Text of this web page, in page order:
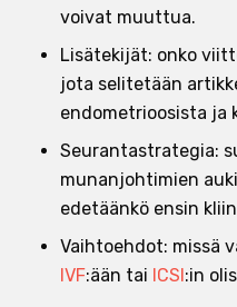
voivat muuttua.
Lisätekijät: onko
jota selitetään
endometrioosista ja
Seurantastrategia:
munanjohtimien
edetäänkö ensin
Vaihtoehdot: missä
IVF:ään tai ICSI:in